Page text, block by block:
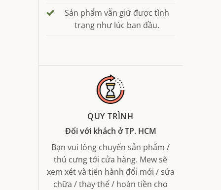
Sản phẩm vẫn giữ được tình
trạng như lúc ban đầu.
QUY TRÌNH
Đối với khách ở TP. HCM
Bạn vui lòng chuyển sản phẩm /
thú cưng tới cửa hàng. Mew sẽ
xem xét và tiến hành đổi mới / sửa
chữa / thay thế / hoàn tiền cho